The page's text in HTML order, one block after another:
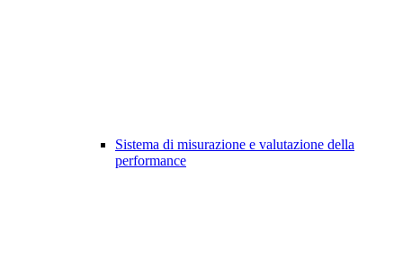
Sistema di misurazione e valutazione della
performance